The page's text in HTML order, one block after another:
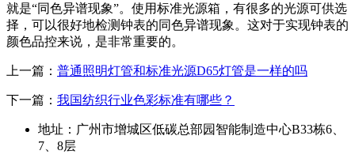
就是“同色异谱现象”。使用标准光源箱，有很多的光源可供选
择，可以很好地检测钟表的同色异谱现象。这对于实现钟表的
颜色品控来说，是非常重要的。
上一篇： 普通照明灯管和标准光源D65灯管是一样的吗
下一篇： 我国纺织行业色彩标准有哪些？
地址：广州市增城区低碳总部园智能制造中心B33栋6、
7、8层